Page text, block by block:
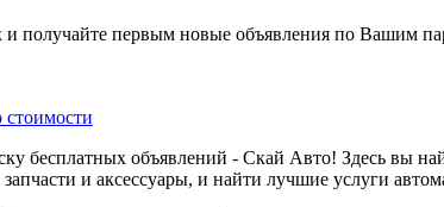
и получайте первым новые объявления по Вашим
бесплатных объявлений - Скай Авто! Здесь вы
и аксессуары, и найти лучшие услуги